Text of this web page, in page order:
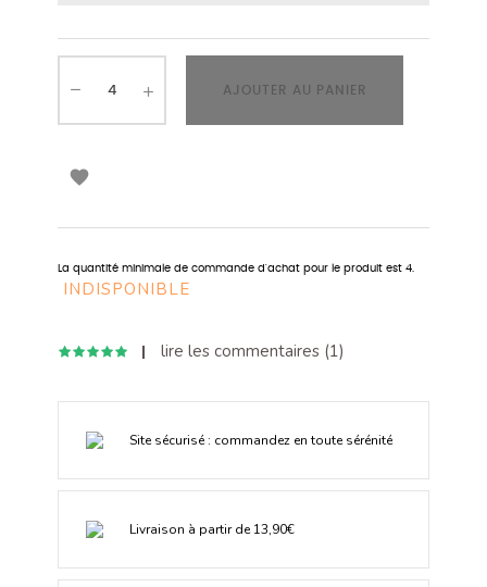
AJOUTER AU PANIER

La quantité minimale de commande d'achat pour le produit est 4.
INDISPONIBLE
lire les commentaires (1)
Site sécurisé : commandez en toute sérénité
Livraison à partir de 13,90€